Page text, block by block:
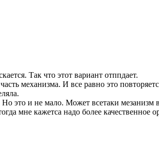
Так что этот вариант отппдает.
механизма. И все равно это
это и не мало. Может всетаки мезанизм
мне кажетса надо более